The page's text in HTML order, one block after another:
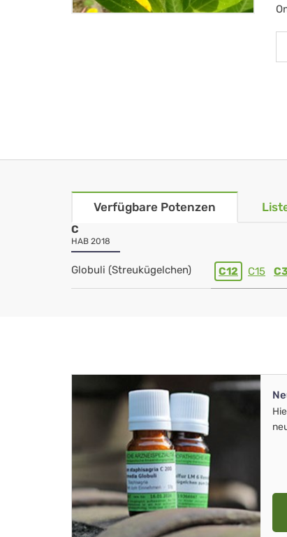
Verfügbare Potenzen
C
HAB 2018
Globuli (Streukügelchen) C12 C15